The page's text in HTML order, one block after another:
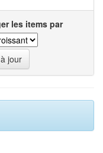
les items par